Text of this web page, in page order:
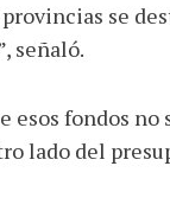
se
señaló.
esos fondos
lado del